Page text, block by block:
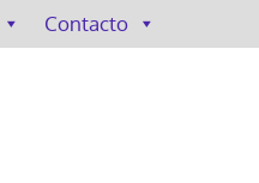
Contacto